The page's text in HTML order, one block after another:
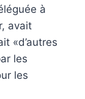
à
avait
«d’autres
les
les